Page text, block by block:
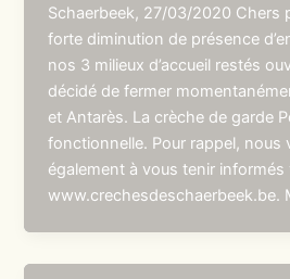
Schaerbeek, 27/03/2020 Chers
forte diminution de présence
nos 3 milieux d’accueil restés
décidé de fermer
et Antarès. La crèche de garde
fonctionnelle. Pour rappel, nous
également à vous tenir
www.crechesdeschaerbeek.be.